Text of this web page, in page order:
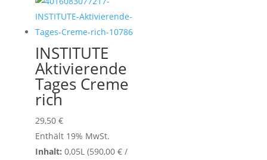
INSTITUTE
Aktivierende
Tages Creme
rich
29,50 €
Enthält 19% MwSt.
Inhalt: 0,05L (590,00 €/